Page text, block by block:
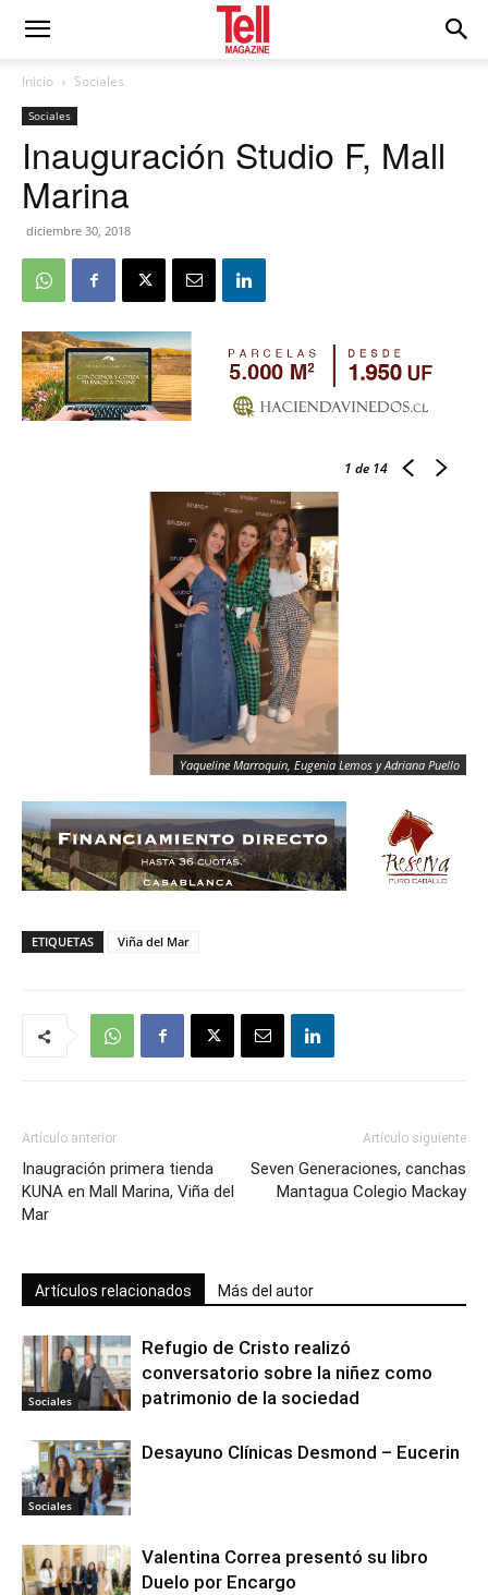
Inicio Sociales
Sociales
Inauguración Studio F, Mall
Marina
diciembre 30, 2018
1 de 14
Yaqueline Marroquin, Eugenia Lemos y Adriana Puello
ETIQUETAS Viña del Mar
Artículo anterior
Inaugración primera tienda
KUNA en Mall Marina, Viña del
Mar
Artículo siguiente
Seven Generaciones, canchas
Mantagua Colegio Mackay
Artículos relacionados Más del autor
Sociales
Refugio de Cristo realizó
conversatorio sobre la niñez como
patrimonio de la sociedad
Sociales
Desayuno Clínicas Desmond – Eucerin
Valentina Correa presentó su libro
Duelo por Encargo